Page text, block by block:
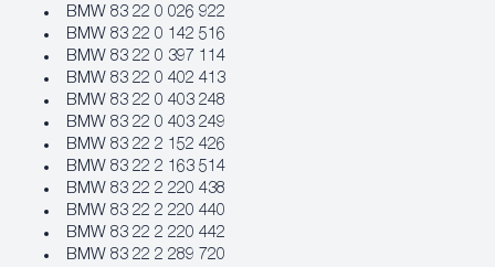
BMW 83 22 0 026 922
BMW 83 22 0 142 516
BMW 83 22 0 397 114
BMW 83 22 0 402 413
BMW 83 22 0 403 248
BMW 83 22 0 403 249
BMW 83 22 2 152 426
BMW 83 22 2 163 514
BMW 83 22 2 220 438
BMW 83 22 2 220 440
BMW 83 22 2 220 442
BMW 83 22 2 289 720